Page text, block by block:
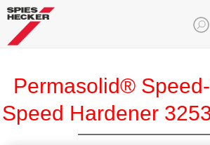
Permasolid®
Speed Hardener